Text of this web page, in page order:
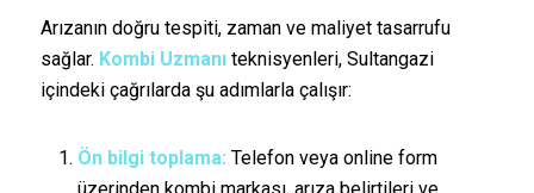
Arızanın doğru tespiti, zaman ve maliyet tasarrufu
sağlar. Kombi Uzmanıteknisyenleri, Sultangazi
içindeki çağrılarda şu adımlarla çalışır:
Ön bilgi toplama: Telefon veya online form
üzerinden kombi markası, arıza belirtileri ve